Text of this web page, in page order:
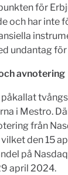
för
och har inte
undantag
avnotering
i Mestro.
från
den 15
på
april 2024.